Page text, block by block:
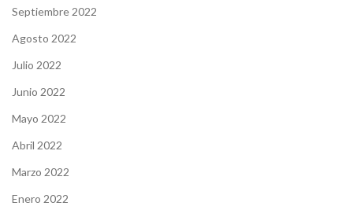
Septiembre 2022
Agosto 2022
Julio 2022
Junio 2022
Mayo 2022
Abril 2022
Marzo 2022
Enero 2022